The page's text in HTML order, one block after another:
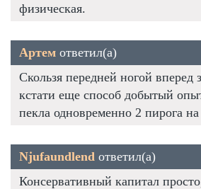
физическая.
Артем ответил(а)
Скользя передней ногой вперед
кстати еще способ добытый
пекла одновременно 2 пирога
Njufaundlend ответил(а)
Консервативный капитал